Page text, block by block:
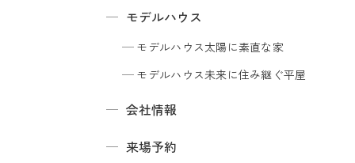
モデルハウス
モデルハウス太陽に素直な家
モデルハウス未来に住み継ぐ平屋
会社情報
来場予約